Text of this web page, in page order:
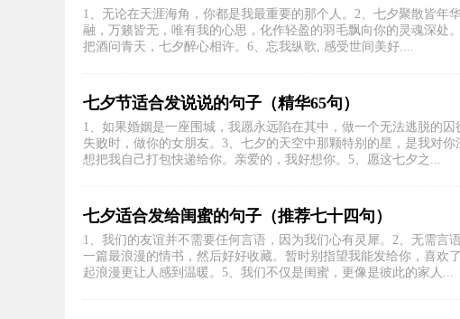
1、无论在天涯海角，你都是我最重要的那个人。2、七夕聚散皆
融，万籁皆无，唯有我的心思，化作轻盈的羽毛飘向你的灵魂深处
把酒问青天，七夕醉心相许。6、忘我纵歌, 感受世间美好....
七夕节适合发说说的句子（精华65句）
1、如果婚姻是一座围城，我愿永远陷在其中，做一个无法逃脱的
失败时，做你的女朋友。3、七夕的天空中那颗特别的星，是我对
想把我自己打包快递给你。亲爱的，我好想你。5、愿这七夕之...
七夕适合发给闺蜜的句子（推荐七十四句）
1、我们的友谊并不需要任何言语，因为我们心有灵犀。2、无需
一篇最浪漫的情书，然后好好收藏。暂时别指望我能发给你，喜欢
起浪漫更让人感到温暖。5、我们不仅是闺蜜，更像是彼此的家人...